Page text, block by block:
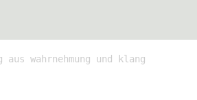
wahrnehmung und klang